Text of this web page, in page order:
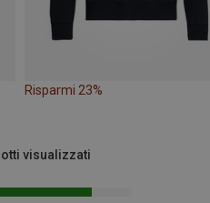
Risparmi 23%
visualizzati